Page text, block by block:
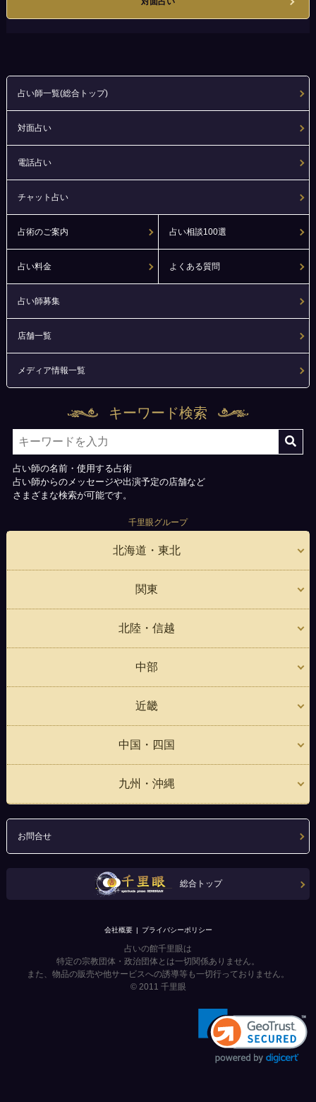
占い師一覧(総合トップ)
対面占い
電話占い
チャット占い
占術のご案内 占い相談100選
占い料金 よくある質問
占い師募集
店舗一覧
メディア情報一覧
キーワード検索
占い師の名前・使用する占術
占い師からのメッセージや出演予定の店舗など
さまざまな検索が可能です。
千里眼グループ
北海道・東北
関東
北陸・信越
中部
近畿
中国・四国
九州・沖縄
お問合せ
総合トップ
会社概要 プライバシーポリシー
占いの館千里眼は
特定の宗教団体・政治団体とは一切関係ありません。
また、物品の販売や他サービスへの誘導等も一切行っておりません。
© 2011 千里眼